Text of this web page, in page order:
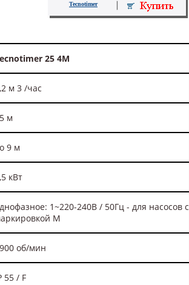
Tecnotimer
25 4M
м 3 /час
м
9 м
кВт
1~220-240В / 50Гц - для насосов с
М
об/мин
55 / F